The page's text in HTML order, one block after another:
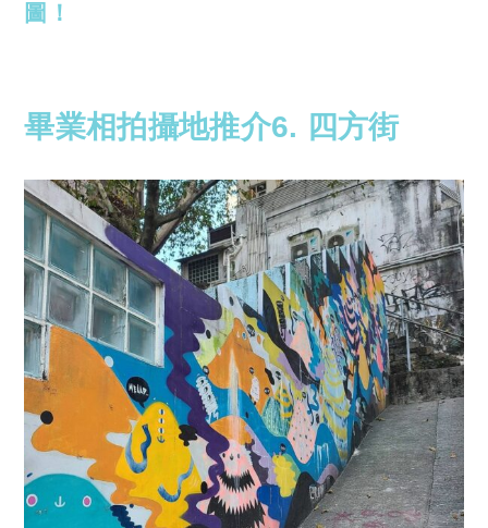
圖！
畢業相拍攝地推介6. 四方街